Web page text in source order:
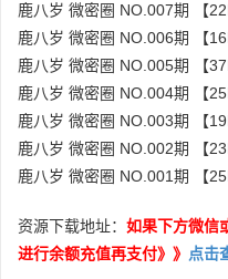
鹿八岁 微密圈 NO.007期 【
鹿八岁 微密圈 NO.006期 【
鹿八岁 微密圈 NO.005期 【
鹿八岁 微密圈 NO.004期 【
鹿八岁 微密圈 NO.003期 【
鹿八岁 微密圈 NO.002期 【
鹿八岁 微密圈 NO.001期 【
资源下载地址： 如果下方微信
进行余额充值再支付》》 点击